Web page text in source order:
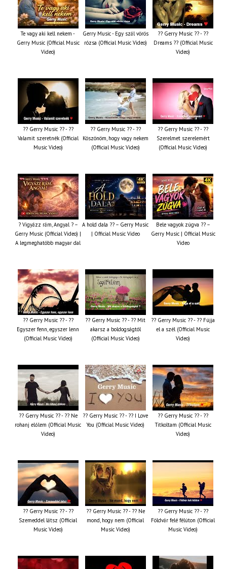
Te vagy aki kell nekem -
Gerry Music (Official Music
Video)
Gerry Music - Egy szál vörös
rózsa (Official Music Video)
?? Gerry Music ?? - ??
Dreams ?? (Official Music
Video)
?? Gerry Music ?? - ??
Valamit szeretnék (Official
Music Video)
?? Gerry Music ?? - ??
Köszönöm, hogy vagy nekem
(Official Music Video)
?? Gerry Music ?? - ??
Szerelmet szerelemért
(Official Music Video)
? Vigyázz rám, Angyal ? –
Gerry Music (Official Video) |
A legmeghatóbb magyar dal
A hold dala ?? – Gerry Music
| Official Music Video
Bele vagyok zúgva ?? –
Gerry Music | Official Music
Video
?? Gerry Music ?? - ??
Egyszer fenn, egyszer lenn
(Official Music Video)
?? Gerry Music ?? - ?? Mit
akarsz a boldogságtól
(Official Music Video)
?? Gerry Music ?? - ?? Fújja
el a szél (Official Music
Video)
?? Gerry Music ?? - ?? Ne
rohanj előlem (Official Music
Video)
?? Gerry Music ?? - ?? I Love
You (Official Music Video)
?? Gerry Music ?? - ??
Titkoltam (Official Music
Video)
?? Gerry Music ?? - ??
Szemeddel látsz (Official
Music Video)
?? Gerry Music ?? - ?? Ne
mond, hogy nem (Official
Music Video)
?? Gerry Music ?? - ??
Földvár felé félúton (Official
Music Video)